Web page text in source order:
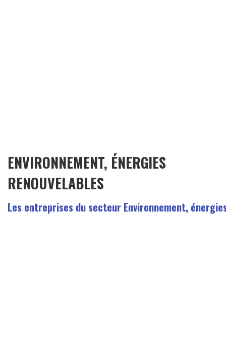
ENVIRONNEMENT, ÉNERGIES
RENOUVELABLES
Les entreprises du secteur Environnement,